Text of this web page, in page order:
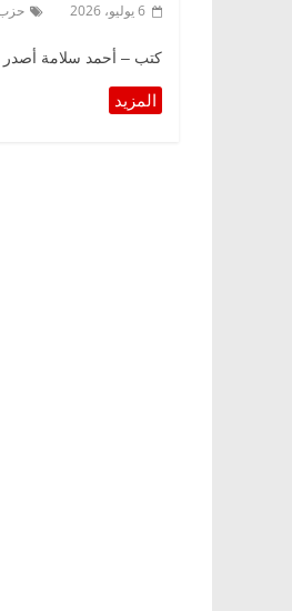
6 يوليو، 2026 حزب
كتب – أحمد سلامة أصدر